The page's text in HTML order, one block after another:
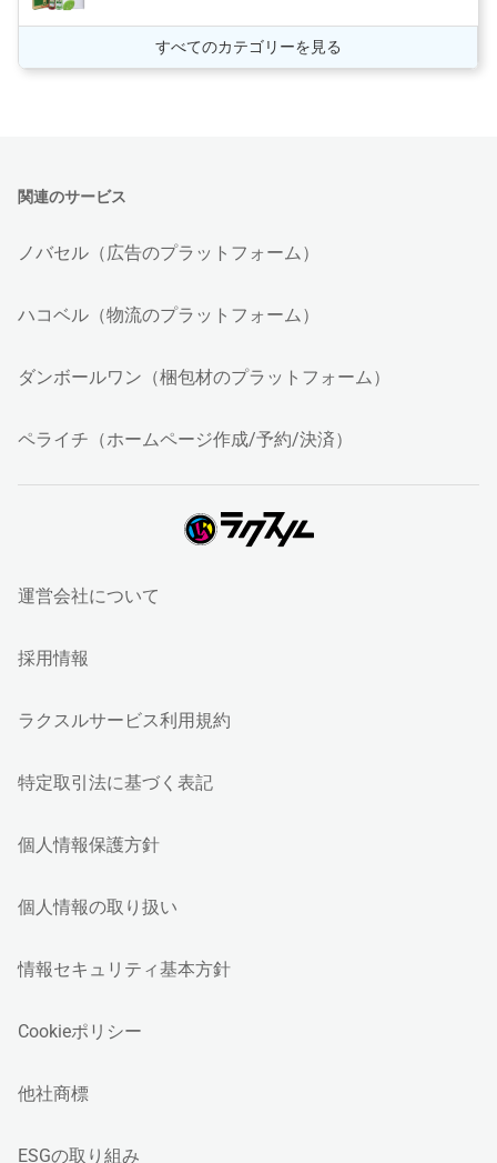
すべてのカテゴリーを見る
関連のサービス
ノバセル（広告のプラットフォーム）
ハコベル（物流のプラットフォーム）
ダンボールワン（梱包材のプラットフォーム）
ペライチ（ホームページ作成/予約/決済）
運営会社について
採用情報
ラクスルサービス利用規約
特定取引法に基づく表記
個人情報保護方針
個人情報の取り扱い
情報セキュリティ基本方針
Cookieポリシー
他社商標
ESGの取り組み